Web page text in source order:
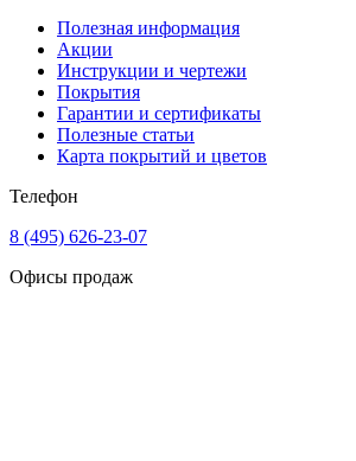
Полезная информация
Акции
Инструкции и чертежи
Покрытия
Гарантии и сертификаты
Полезные статьи
Карта покрытий и цветов
Телефон
8 (495) 626-23-07
Офисы продаж